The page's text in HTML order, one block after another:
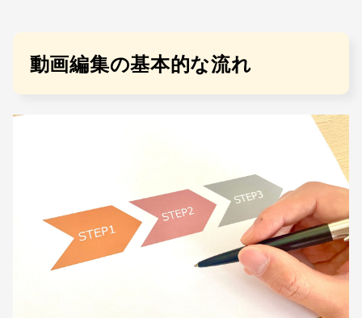
動画編集の基本的な流れ